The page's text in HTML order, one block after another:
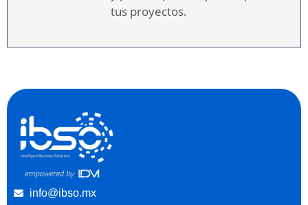
tus proyectos.
info@ibso.mx